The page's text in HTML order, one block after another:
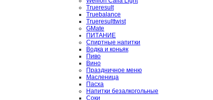
Trueresult
Truebalance
Trueresulttwist
GMate
ПИТАНИЕ
Спиртные напитки
Водка и коньяк
Пиво
Вино
Праздничное меню
Масленица
Пасха
Напитки безалкогольные
Соки